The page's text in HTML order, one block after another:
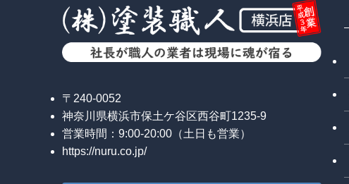
〒240-0052
神奈川県横浜市保土ケ谷区西谷町1235-9
営業時間：9:00-20:00（土日も営業）
https://nuru.co.jp/